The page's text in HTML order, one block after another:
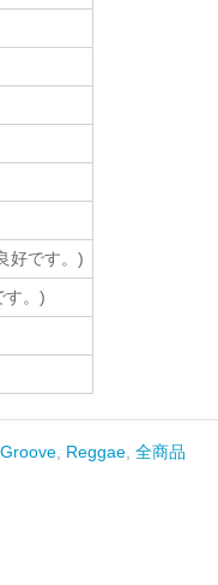
好です。)
す。)
Reggae ,全商品